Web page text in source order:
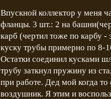
Впускной коллектор у меня
фланцы. 3 шт.: 2 на
карб (чертил тоже по карбу
куску трубы примерно по 8-
Остатки соединил кусками
трубу заткнул пружину из
при работе. Дед мой когда
воздушник. Я этим и